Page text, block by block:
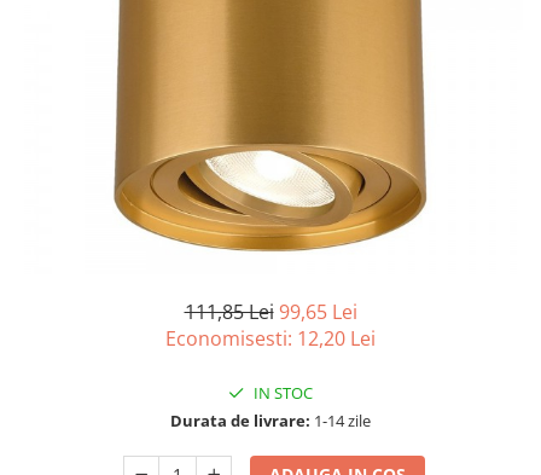
111,85 Lei 99,65 Lei
Economisesti: 12,20 Lei
IN STOC
Durata de livrare: 1-14 zile